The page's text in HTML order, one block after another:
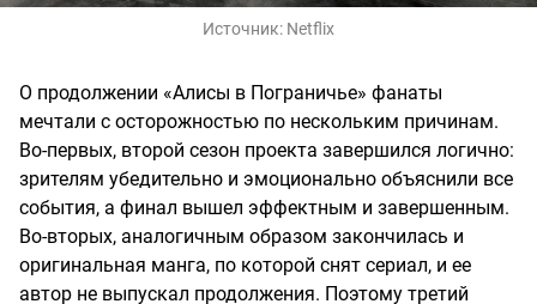
Источник: Netflix
О продолжении «Алисы в Пограничье» фанаты
мечтали с осторожностью по нескольким причинам.
Во-первых, второй сезон проекта завершился логично:
зрителям убедительно и эмоционально объяснили все
события, а финал вышел эффектным и завершенным.
Во-вторых, аналогичным образом закончилась и
оригинальная манга, по которой снят сериал, и ее
автор не выпускал продолжения. Поэтому третий